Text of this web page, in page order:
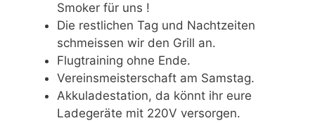
Smoker für uns !
Die restlichen Tag und Nachtzeiten
schmeissen wir den Grill an.
Flugtraining ohne Ende.
Vereinsmeisterschaft am Samstag.
Akkuladestation, da könnt ihr eure
Ladegeräte mit 220V versorgen.